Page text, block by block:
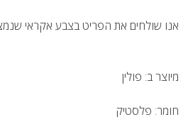
אנו שולחים את הפריט בצבע אקראי
מיוצר ב: פולין
חומר: פלסטיק